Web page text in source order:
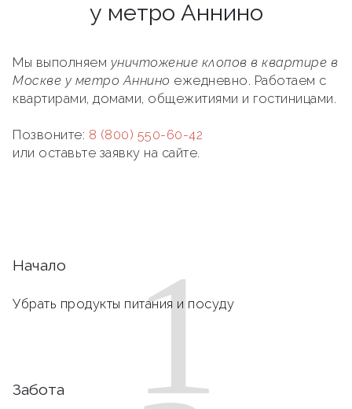
у метро Аннино
Мы выполняем уничтожение клопов в квартире в
Москве у метро Аннино ежедневно. Работаем с
квартирами, домами, общежитиями и гостиницами.
Позвоните: 8 (800) 550-60-42
или оставьте заявку на сайте.
1
Начало
Убрать продукты питания и посуду
Забота